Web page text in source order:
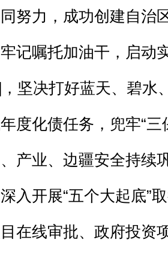
努力，成功创建自治
记嘱托加油干，启动
坚决打好蓝天、碧水
度化债任务，兜牢“三
产业、边疆安全持续
入开展“五个大起底”
在线审批、政府投资